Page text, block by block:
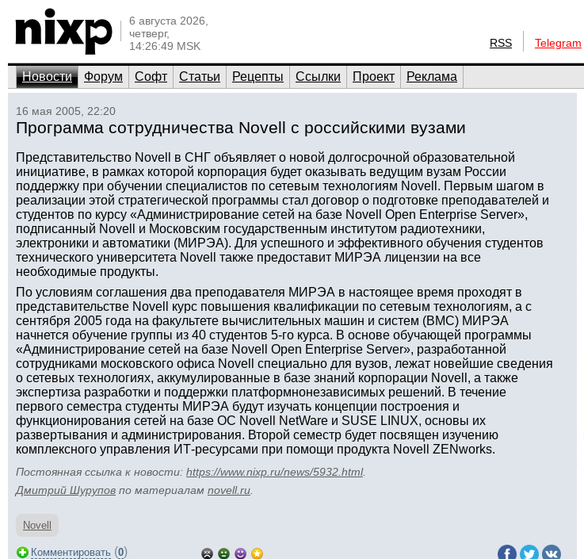
6 августа 2026,
четверг,
14:26:49 MSK
RSS Telegram
Новости Форум Софт Статьи Рецепты Ссылки Проект Реклама
16 мая 2005, 22:20
Программа сотрудничества Novell с российскими вузами
Представительство Novell в СНГ объявляет о новой долгосрочной образовательной
инициативе, в рамках которой корпорация будет оказывать ведущим вузам России
поддержку при обучении специалистов по сетевым технологиям Novell. Первым шагом в
реализации этой стратегической программы стал договор о подготовке преподавателей и
студентов по курсу «Администрирование сетей на базе Novell Open Enterprise Server»,
подписанный Novell и Московским государственным институтом радиотехники,
электроники и автоматики (МИРЭА). Для успешного и эффективного обучения студентов
технического университета Novell также предоставит МИРЭА лицензии на все
необходимые продукты.
По условиям соглашения два преподавателя МИРЭА в настоящее время проходят в
представительстве Novell курс повышения квалификации по сетевым технологиям, а с
сентября 2005 года на факультете вычислительных машин и систем (ВМС) МИРЭА
начнется обучение группы из 40 студентов 5-го курса. В основе обучающей программы
«Администрирование сетей на базе Novell Open Enterprise Server», разработанной
сотрудниками московского офиса Novell специально для вузов, лежат новейшие сведения
о сетевых технологиях, аккумулированные в базе знаний корпорации Novell, а также
экспертиза разработки и поддержки платформнонезависимых решений. В течение
первого семестра студенты МИРЭА будут изучать концепции построения и
функционирования сетей на базе ОС Novell NetWare и SUSE LINUX, основы их
развертывания и администрирования. Второй семестр будет посвящен изучению
комплексного управления ИТ-ресурсами при помощи продукта Novell ZENworks.
Постоянная ссылка к новости: https://www.nixp.ru/news/5932.html.
Дмитрий Шурупов по материалам novell.ru
Novell
Комментировать (0)